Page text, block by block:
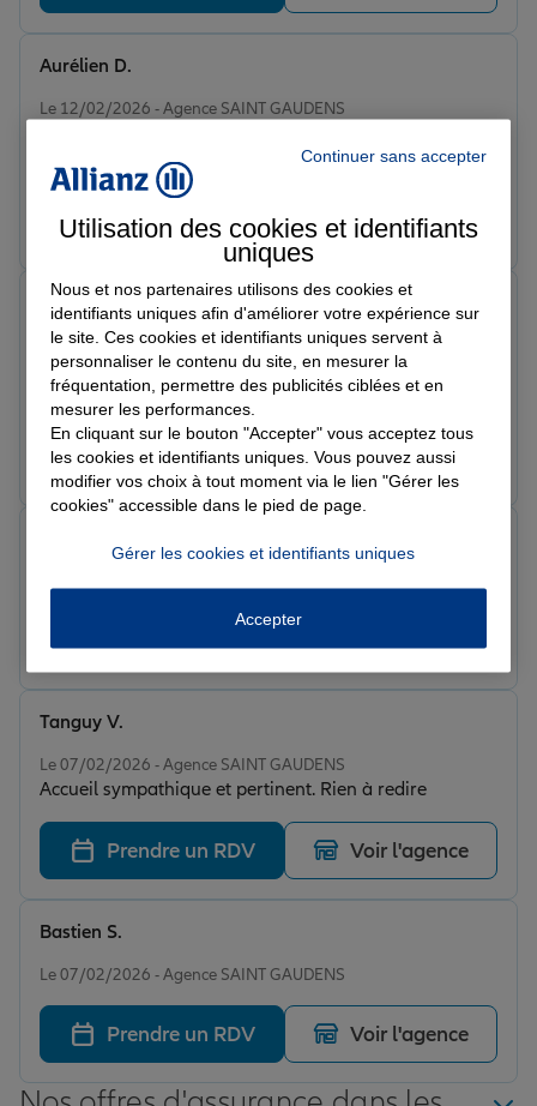
Le 12/02/2026 - Agence SAINT GAUDENS
l'écoute, rdv rapide, accueil chaleureux.
Aurélien D.
Prendre un RDV Voir l'agence
Note de 5 sur 5
Le 08/02/2026 - Agence SAINT GAUDENS
Respect des horaires et techitien honnête et très
professionnel
juste j.
Prendre un RDV Voir l'agence
Note de 5 sur 5
Le 07/02/2026 - Agence SAINT GAUDENS
Accueil sympathique et pertinent. Rien à redire
Tanguy V.
Prendre un RDV Voir l'agence
Le 07/02/2026 - Agence SAINT GAUDENS
Bastien S.
Prendre un RDV Voir l'agence
Continuer sans accepter
Utilisation des cookies et identifiants
uniques
Nous et nos partenaires utilisons des cookies et
identifiants uniques afin d'améliorer votre expérience sur
le site. Ces cookies et identifiants uniques servent à
personnaliser le contenu du site, en mesurer la
fréquentation, permettre des publicités ciblées et en
mesurer les performances.
En cliquant sur le bouton "Accepter" vous acceptez tous
les cookies et identifiants uniques. Vous pouvez aussi
modifier vos choix à tout moment via le lien "Gérer les
cookies" accessible dans le pied de page.
Gérer les cookies et identifiants uniques
Accepter